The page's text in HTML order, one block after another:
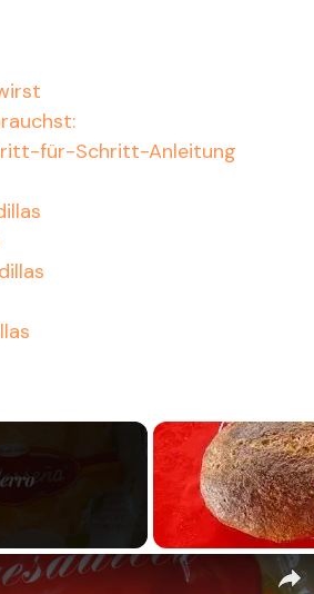
für-Schritt-Anleitung